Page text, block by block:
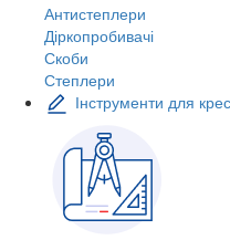
Антистеплери
Діркопробивачі
Скоби
Степлери
Інструменти для